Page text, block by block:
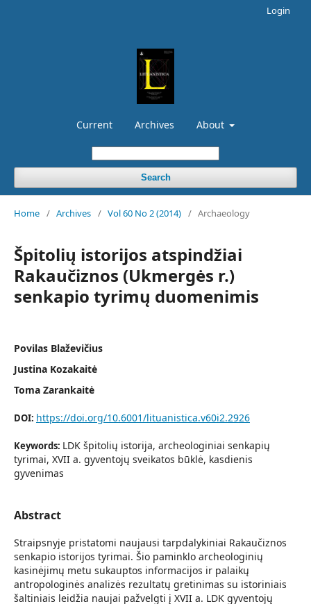
Current Archives About
Search
Login
Home / Archives / Vol 60 No 2 (2014) / Archaeology
Špitolių istorijos atspindžiai
Rakaučiznos (Ukmergės r.)
senkapio tyrimų duomenimis
Povilas Blaževičius
Justina Kozakaitė
Toma Zarankaitė
DOI: https://doi.org/10.6001/lituanistica.v60i2.2926
Keywords: LDK špitolių istorija, archeologiniai senkapių
tyrimai, XVII a. gyventojų sveikatos būklė, kasdienis
gyvenimas
Abstract
Straipsnyje pristatomi naujausi tarpdalykiniai Rakaučiznos
senkapio istorijos tyrimai. Šio paminklo archeologinių
kasinėjimų metu sukauptos informacijos ir palaikų
antropologinės analizės rezultatų gretinimas su istoriniais
šaltiniais leidžia naujai pažvelgti į XVII a. LDK gyventojų